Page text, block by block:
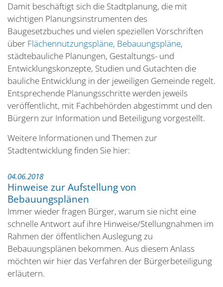
Damit beschäftigt sich die Stadtplanung, die mit
wichtigen Planungsinstrumenten des
Baugesetzbuches und vielen speziellen Vorschriften
über Flächennutzungspläne, Bebauungspläne,
städtebauliche Planungen, Gestaltungs- und
Entwicklungskonzepte, Studien und Gutachten die
bauliche Entwicklung in der jeweiligen Gemeinde regelt.
Entsprechende Planungsschritte werden jeweils
veröffentlicht, mit Fachbehörden abgestimmt und den
Bürgern zur Information und Beteiligung vorgestellt.
Weitere Informationen und Themen zur
Stadtentwicklung finden Sie hier:
04.06.2018
Hinweise zur Aufstellung von
Bebauungsplänen
Immer wieder fragen Bürger, warum sie nicht eine
schnelle Antwort auf ihre Hinweise/Stellungnahmen im
Rahmen der öffentlichen Auslegung zu
Bebauungsplänen bekommen. Aus diesem Anlass
möchten wir hier das Verfahren der Bürgerbeteiligung
erläutern.